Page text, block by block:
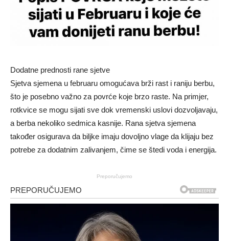
Dodatne prednosti rane sjetve
Sjetva sjemena u februaru omogućava brži rast i raniju berbu,
što je posebno važno za povrće koje brzo raste. Na primjer,
rotkvice se mogu sijati sve dok vremenski uslovi dozvoljavaju,
a berba nekoliko sedmica kasnije. Rana sjetva sjemena
također osigurava da biljke imaju dovoljno vlage da klijaju bez
potrebe za dodatnim zalivanjem, čime se štedi voda i energija.
Preporučujemo